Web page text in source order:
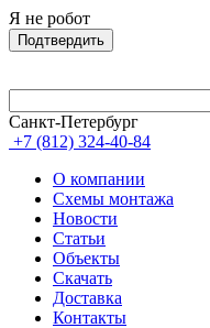
Я не робот
Подтвердить
Санкт-Петербург
+7 (812) 324-40-84
О компании
Схемы монтажа
Новости
Статьи
Объекты
Скачать
Доставка
Контакты